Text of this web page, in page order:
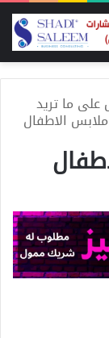
ما تريد
الاطفال